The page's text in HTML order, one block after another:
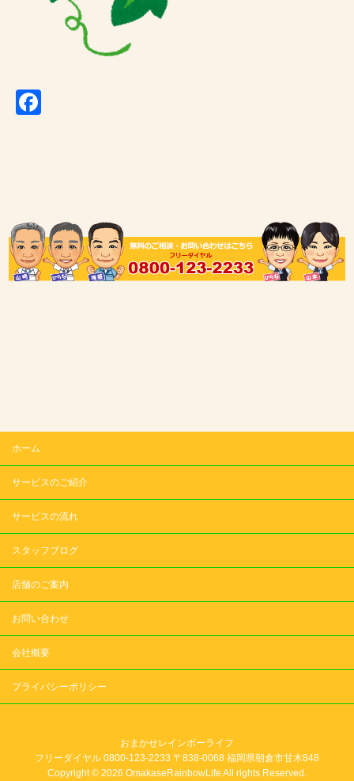
ホーム
サービスのご紹介
サービスの流れ
スタッフブログ
店舗のご案内
お問い合わせ
会社概要
プライバシーポリシー
おまかせレインボーライフ
フリーダイヤル 0800-123-2233 〒838-0068 福岡県朝倉市甘木848
Copyright © 2026 OmakaseRainbowLife All rights Reserved.